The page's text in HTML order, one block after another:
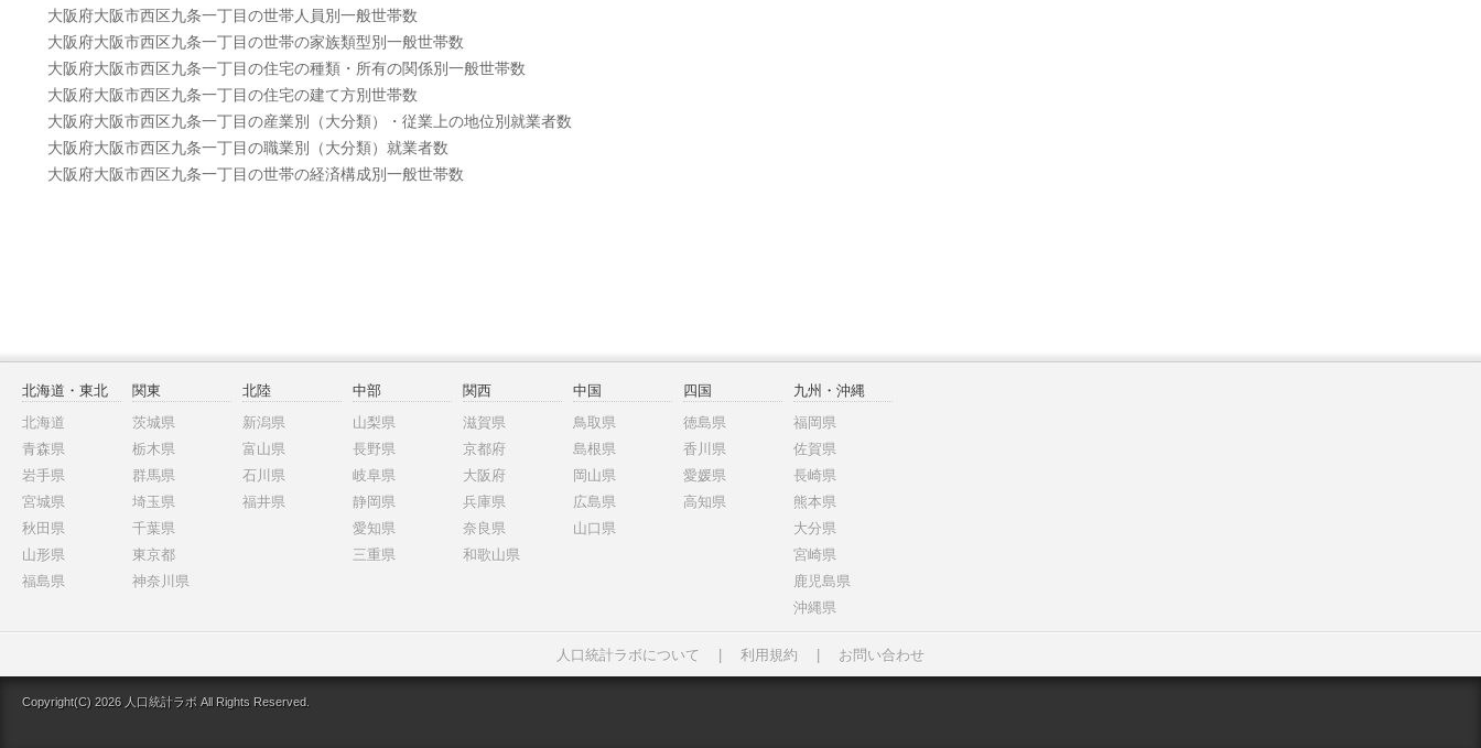
大阪府大阪市西区九条一丁目の世帯人員別一般世帯数
大阪府大阪市西区九条一丁目の世帯の家族類型別一般世帯数
大阪府大阪市西区九条一丁目の住宅の種類・所有の関係別一般世帯数
大阪府大阪市西区九条一丁目の住宅の建て方別世帯数
大阪府大阪市西区九条一丁目の産業別（大分類）・従業上の地位別就業者数
大阪府大阪市西区九条一丁目の職業別（大分類）就業者数
大阪府大阪市西区九条一丁目の世帯の経済構成別一般世帯数
北海道・東北
北海道
青森県
岩手県
宮城県
秋田県
山形県
福島県
関東
茨城県
栃木県
群馬県
埼玉県
千葉県
東京都
神奈川県
北陸
新潟県
富山県
石川県
福井県
中部
山梨県
長野県
岐阜県
静岡県
愛知県
三重県
関西
滋賀県
京都府
大阪府
兵庫県
奈良県
和歌山県
中国
鳥取県
島根県
岡山県
広島県
山口県
四国
徳島県
香川県
愛媛県
高知県
九州・沖縄
福岡県
佐賀県
長崎県
熊本県
大分県
宮崎県
鹿児島県
沖縄県
人口統計ラボについて 利用規約 お問い合わせ
Copyright(C) 2026 人口統計ラボ All Rights Reserved.